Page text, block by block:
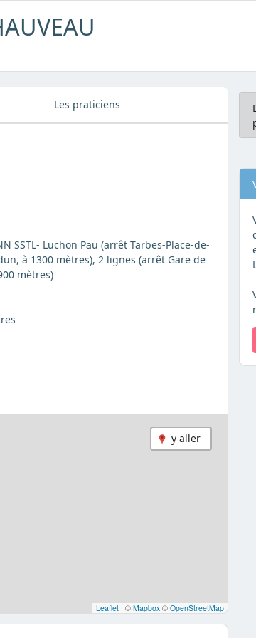
Les praticiens
SSTL- Luchon Pau (arrêt Tarbes-Place-de-
à 1300 mètres), 2 lignes (arrêt Gare de
mètres)
y aller
Leaflet | © Mapbox © OpenStreetMap